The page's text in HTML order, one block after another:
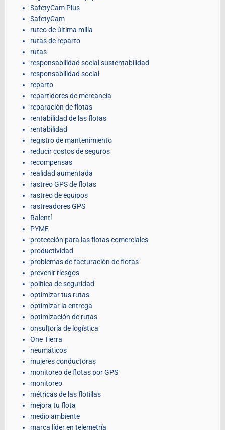
SafetyCam Plus
SafetyCam
ruteo de última milla
rutas de reparto
rutas
responsabilidad social sustentabilidad
responsabilidad social
reparto
repartidores de mercancía
reparación de flotas
rentabilidad de las flotas
rentabilidad
registro de mantenimiento
reducir costos de seguros
recompensas
realidad aumentada
rastreo GPS de flotas
rastreo de equipos
rastreadores GPS
Ralentí
PYME
protección para las flotas comerciales
productividad
problemas de facturación de flotas
prevenir riesgos
política de seguridad
optimizar tus rutas
optimizar la entrega
optimización de rutas
onsultoría de logística
One Tierra
neumáticos
mujeres conductoras
monitoreo de flotas por GPS
monitoreo
métricas de las flotillas
mejora tu flota
medio ambiente
marca líder en telemetría